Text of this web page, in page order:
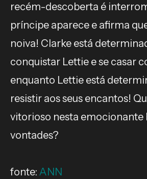
recém-descoberta é
príncipe aparece e afirma
noiva! Clarke está
conquistar Lettie e se casar
enquanto Lettie está
resistir aos seus encantos!
vitorioso nesta emocionante
vontades?
fonte: ANN